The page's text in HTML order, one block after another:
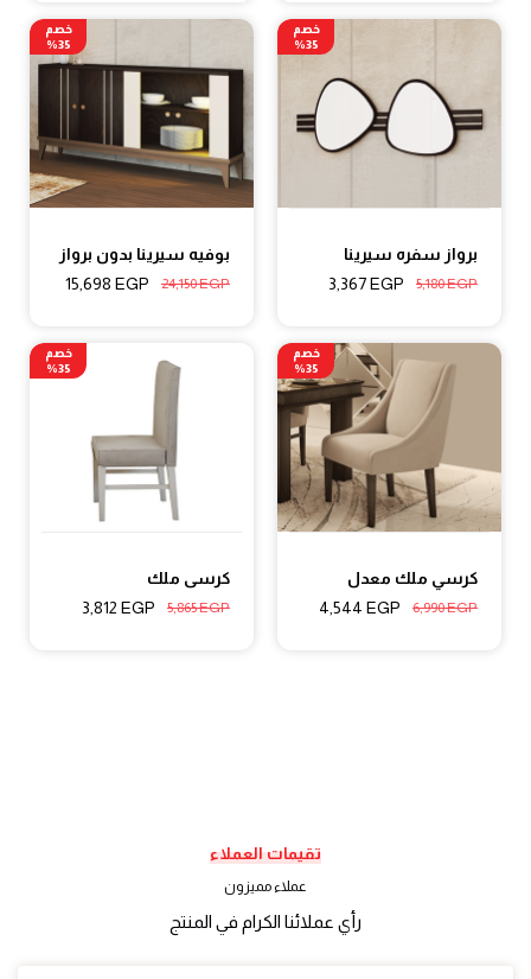
برواز سفره سيرينا
5,180EGP
3,367EGP
خصم
35%
بوفيه سيرينا بدون برواز
24,150EGP
15,698 EGP
خصم
35%
كرسي ملك معدل
6,990EGP
4,544 EGP
خصم
35%
كرسى ملك
5,865EGP
3,812 EGP
خصم
35%
تقيمات العملاء
عملاء مميزون
رأي عملائنا الكرام في المنتج